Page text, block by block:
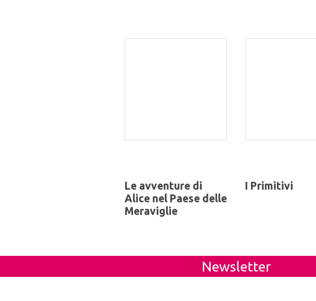
Le avventure di
Alice nel Paese delle
Meraviglie
I Primitivi
Newsletter